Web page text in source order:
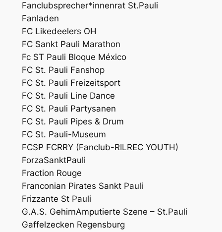
Fanclubsprecher*innenrat St.Pauli
Fanladen
FC Likedeelers OH
FC Sankt Pauli Marathon
Fc ST Pauli Bloque México
FC St. Pauli Fanshop
FC St. Pauli Freizeitsport
FC St. Pauli Line Dance
FC St. Pauli Partysanen
FC St. Pauli Pipes & Drum
FC St. Pauli-Museum
FCSP FCRRY (Fanclub-RILREC YOUTH)
ForzaSanktPauli
Fraction Rouge
Franconian Pirates Sankt Pauli
Frizzante St Pauli
G.A.S. GehirnAmputierte Szene – St.Pauli
Gaffelzecken Regensburg